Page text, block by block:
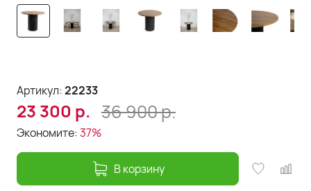
Артикул:22233
23 300 р. 36 900р.
Экономите:37%
В корзину